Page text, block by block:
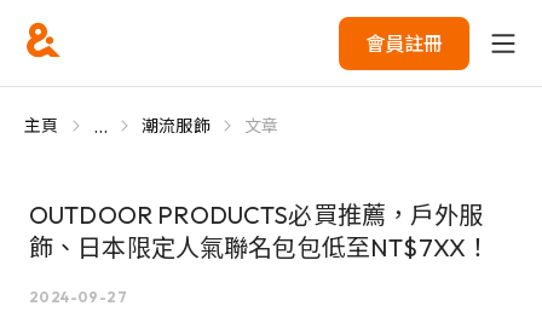
會員註冊
主頁 ... 潮流服飾 文章
OUTDOOR PRODUCTS必買推薦，戶外服
飾、日本限定人氣聯名包包低至NT$7XX！
2024-09-27